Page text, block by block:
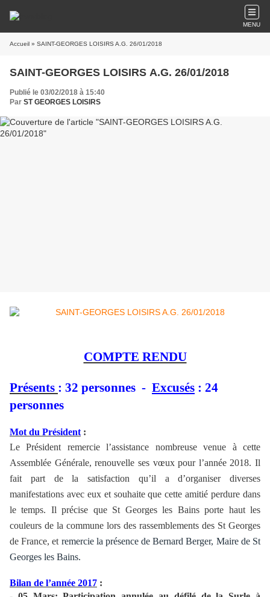
MENU
Accueil » SAINT-GEORGES LOISIRS A.G. 26/01/2018
SAINT-GEORGES LOISIRS A.G. 26/01/2018
Publié le 03/02/2018 à 15:40
Par ST GEORGES LOISIRS
COMPTE RENDU
Présents : 32 personnes - Excusés : 24
personnes
Mot du Président :
Le Président remercie l’assistance nombreuse venue à cette
Assemblée Générale, renouvelle ses vœux pour l’année 2018. Il
fait
part de la satisfaction qu’il a d’organiser diverses
manifestations avec eux et souhaite que cette amitié perdure dans
le temps. Il précise que St Georges les Bains porte haut les
couleurs de la commune lors des rassemblements des St Georges
de France, et remercie la présence de Bernard Berger, Maire de St
Georges les Bains.
Bilan de l’année 2017 :